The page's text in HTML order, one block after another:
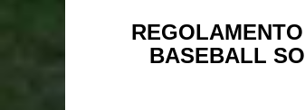
BASEBALL